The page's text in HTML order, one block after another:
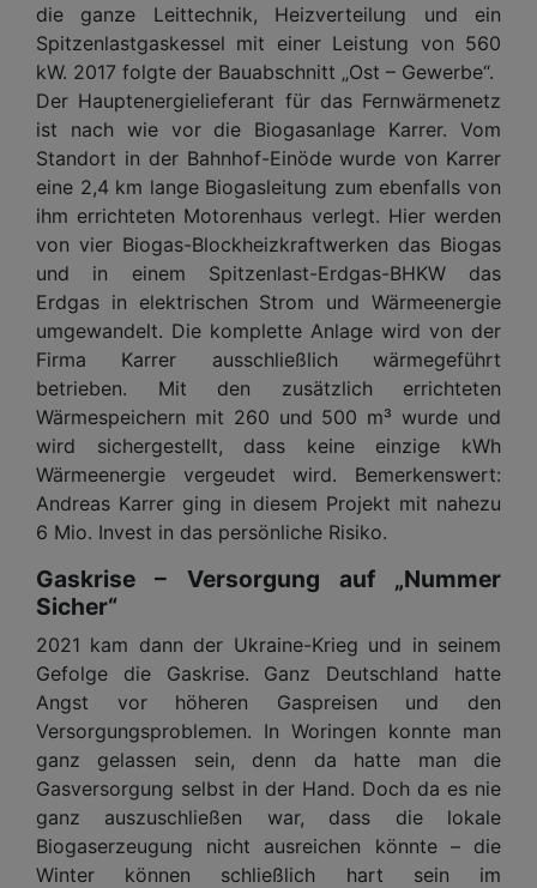
die ganze Leittechnik, Heizverteilung und ein
Spitzenlastgaskessel mit einer Leistung von 560
kW. 2017 folgte der Bauabschnitt „Ost – Gewerbe“.
Der Hauptenergielieferant für das Fernwärmenetz
ist nach wie vor die Biogasanlage Karrer. Vom
Standort in der Bahnhof-Einöde wurde von Karrer
eine 2,4 km lange Biogasleitung zum ebenfalls von
ihm errichteten Motorenhaus verlegt. Hier werden
von vier Biogas-Blockheizkraftwerken das Biogas
und in einem Spitzenlast-Erdgas-BHKW das
Erdgas in elektrischen Strom und Wärmeenergie
umgewandelt. Die komplette Anlage wird von der
Firma Karrer ausschließlich wärmegeführt
betrieben. Mit den zusätzlich errichteten
Wärmespeichern mit 260 und 500 m³ wurde und
wird sichergestellt, dass keine einzige kWh
Wärmeenergie vergeudet wird. Bemerkenswert:
Andreas Karrer ging in diesem Projekt mit nahezu
6 Mio. Invest in das persönliche Risiko.
Gaskrise – Versorgung auf „Nummer
Sicher“
2021 kam dann der Ukraine-Krieg und in seinem
Gefolge die Gaskrise. Ganz Deutschland hatte
Angst vor höheren Gaspreisen und den
Versorgungsproblemen. In Woringen konnte man
ganz gelassen sein, denn da hatte man die
Gasversorgung selbst in der Hand. Doch da es nie
ganz auszuschließen war, dass die lokale
Biogaserzeugung nicht ausreichen könnte – die
Winter können schließlich hart sein im